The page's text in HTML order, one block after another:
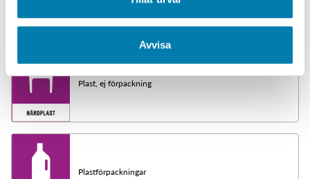
Avvisa
Plast, ej förpackning
Plastförpackningar